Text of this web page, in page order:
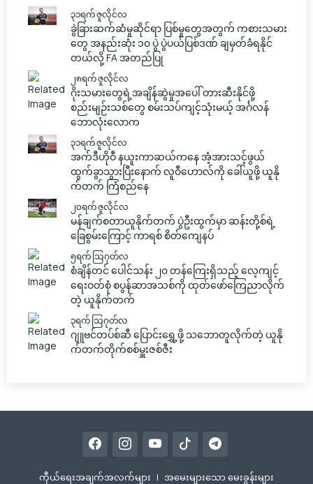
၃၁ရက် ဇူလိုင်လ
ခွဲခြားဆက်ဆံမှုဆိုင်ရာ ပြစ်မှုတွေအတွက် ကစားသမား
တွေ အနည်းဆုံး ၁၀ ပွဲ ပွဲပယ်ပြစ်ဒဏ် ချမှတ်ခံရနိုင်
တယ်လို့ FA အတည်ပြု
၂၈ရက် ဇူလိုင်လ
ဂိုးသမားတွေရဲ့အချိန်ဆွဲမှုအပေါ် တားဆီးနိုင်ဖို့
စည်းမျဉ်းသစ်တွေ စမ်းသပ်ကျင့်သုံးမယ့် အင်္ဂလန်
ဘောလုံးလောက
၃၁ရက် ဇူလိုင်လ
အက်ဒီဟိုဝီ နယူးကာဆယ်ကနေ အံ့အားသင့်ဖွယ်
ထွက်ခွာသွားပြီးနောက် လူဝီဟောလ်ကို ခေါ်ယူဖို့ ယူနို
က်တက် ကြံစည်နေ
၂၀ရက် ဇူလိုင်လ
မန်ချက်စတာယူနိုက်တက် ပွဲဦးထွက်မှာ ဆန်းတို့စ်ရဲ့
ခြေစွမ်းကြောင့် ကာရစ် စိတ်ကျေနပ်
၅ရက် သြဂုတ်လ
စံချိန်တင် ပေါင်သန်း ၂၀ တန်ကြေးရှိသည့် လေ့ကျင့်
ရေးဝတ်စုံ စပွန်ဆာအသစ်ကို ထုတ်ဖော်ကြေညာလိုက်
တဲ့ ယူနိုက်တက်
၃ရက် သြဂုတ်လ
ဂျူဗင်တပ်စ်ဆီ ပြောင်းရွှေ့ဖို့ သဘောတူလိုက်တဲ့ ယူနို
က်တက်တိုက်စစ်မှူးဇစ်ဇီး
ကီုယ်ရေးအချက်အလက်များ | အမေးများသော မေးခွန်းများ